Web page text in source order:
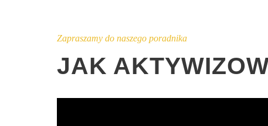
Zapraszamy do naszego poradnika
JAK